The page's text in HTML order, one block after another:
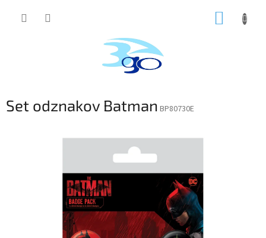
Set odznakov Batman BP80730E